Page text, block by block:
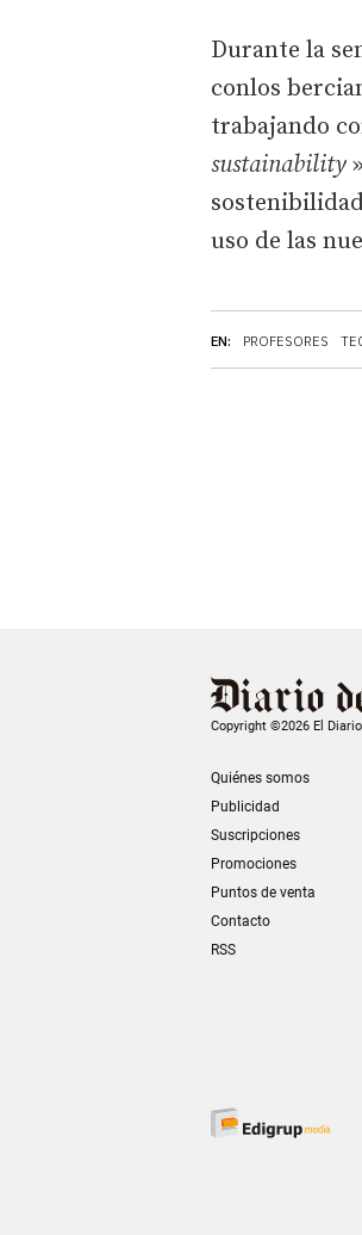
EN: PROFESORES
Durante la
conlos
trabajando
sustainability
uso de las
Copyright ©2026 El
Quiénes somos
Publicidad
Suscripciones
Promociones
Puntos de venta
Contacto
RSS